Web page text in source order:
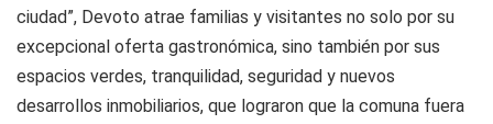
ciudad”, Devoto atrae familias y visitantes no solo por su
excepcional oferta gastronómica, sino también por sus
espacios verdes, tranquilidad, seguridad y nuevos
desarrollos inmobiliarios, que lograron que la comuna fuera